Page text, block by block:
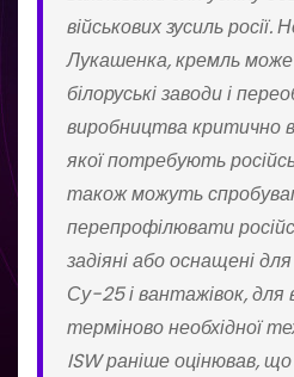
військових зусиль
Лукашенка, кремль
білоруські заводи і
виробництва критично
якої потребують
також можуть
перепрофілювати
задіяні або оснащені
Су-25 і вантажівок,
терміново необхідної
ISW раніше оцінював, що